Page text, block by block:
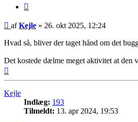
Indlæg
afKejle » 26. okt 2025, 12:24
Hvad så, bliver der taget hånd om det
Det kostede dælme meget aktivitet at den
Kejle
Indlæg: 193
Tilmeldt: 13. apr 2024, 19:53